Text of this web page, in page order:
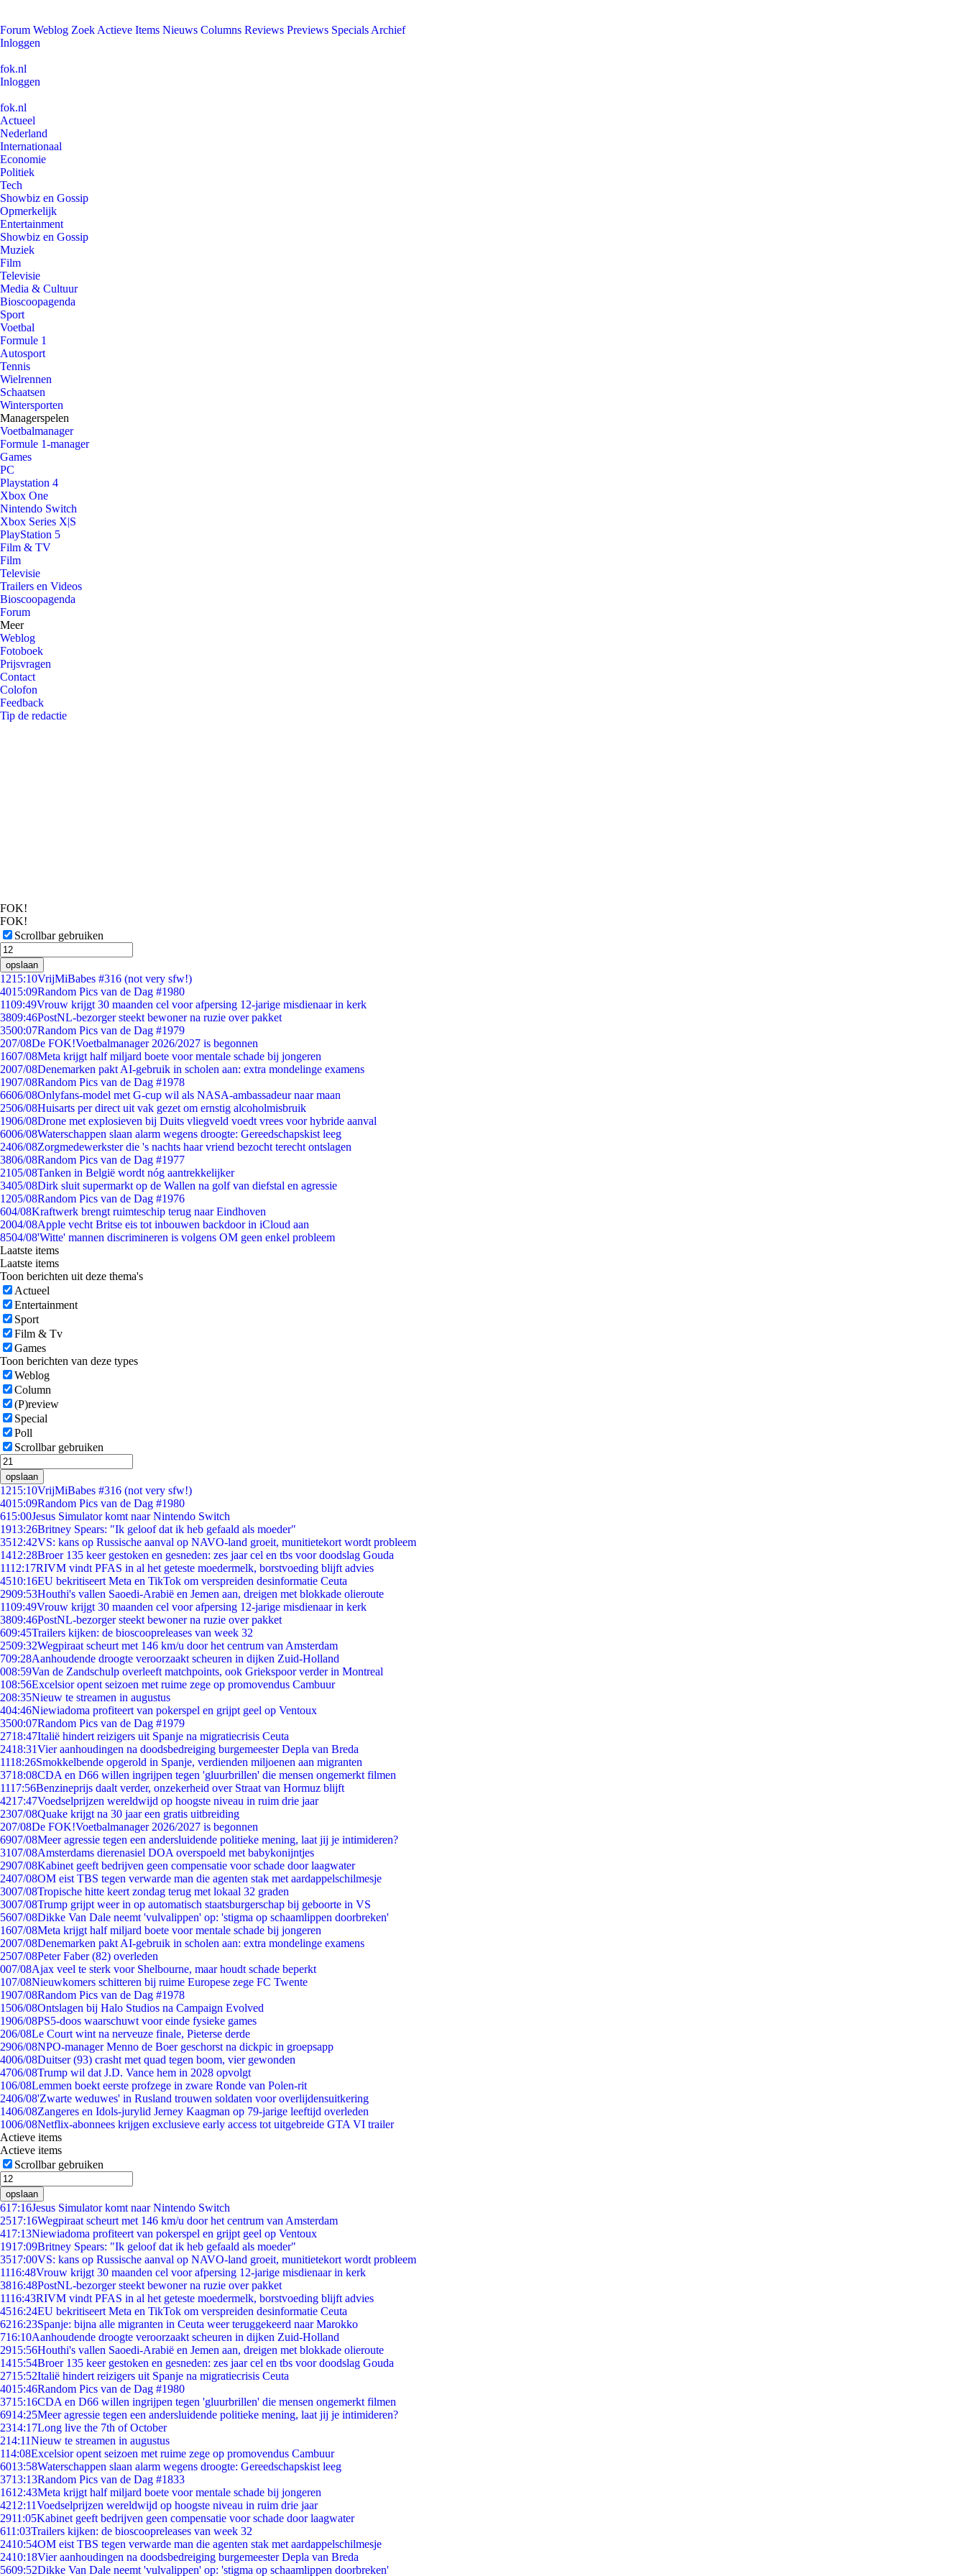
Forum Weblog Zoek Actieve Items Nieuws Columns Reviews Previews Specials Archief
Inloggen
fok.nl
Inloggen
fok.nl
Actueel
Nederland
Internationaal
Economie
Politiek
Tech
Showbiz en Gossip
Opmerkelijk
Entertainment
Showbiz en Gossip
Muziek
Film
Televisie
Media & Cultuur
Bioscoopagenda
Sport
Voetbal
Formule 1
Autosport
Tennis
Wielrennen
Schaatsen
Wintersporten
Managerspelen
Voetbalmanager
Formule 1-manager
Games
PC
Playstation 4
Xbox One
Nintendo Switch
Xbox Series X|S
PlayStation 5
Film & TV
Film
Televisie
Trailers en Videos
Bioscoopagenda
Forum
Meer
Weblog
Fotoboek
Prijsvragen
Contact
Colofon
Feedback
Tip de redactie
FOK!
FOK!
Scrollbar gebruiken
opslaan
1215:10VrijMiBabes #316 (not very sfw!)
4015:09Random Pics van de Dag #1980
1109:49Vrouw krijgt 30 maanden cel voor afpersing 12-jarige misdienaar in kerk
3809:46PostNL-bezorger steekt bewoner na ruzie over pakket
3500:07Random Pics van de Dag #1979
207/08De FOK!Voetbalmanager 2026/2027 is begonnen
1607/08Meta krijgt half miljard boete voor mentale schade bij jongeren
2007/08Denemarken pakt AI-gebruik in scholen aan: extra mondelinge examens
1907/08Random Pics van de Dag #1978
6606/08Onlyfans-model met G-cup wil als NASA-ambassadeur naar maan
2506/08Huisarts per direct uit vak gezet om ernstig alcoholmisbruik
1906/08Drone met explosieven bij Duits vliegveld voedt vrees voor hybride aanval
6006/08Waterschappen slaan alarm wegens droogte: Gereedschapskist leeg
2406/08Zorgmedewerkster die 's nachts haar vriend bezocht terecht ontslagen
3806/08Random Pics van de Dag #1977
2105/08Tanken in België wordt nóg aantrekkelijker
3405/08Dirk sluit supermarkt op de Wallen na golf van diefstal en agressie
1205/08Random Pics van de Dag #1976
604/08Kraftwerk brengt ruimteschip terug naar Eindhoven
2004/08Apple vecht Britse eis tot inbouwen backdoor in iCloud aan
8504/08'Witte' mannen discrimineren is volgens OM geen enkel probleem
Laatste items
Laatste items
Toon berichten uit deze thema's
Actueel
Entertainment
Sport
Film & Tv
Games
Toon berichten van deze types
Weblog
Column
(P)review
Special
Poll
Scrollbar gebruiken
opslaan
1215:10VrijMiBabes #316 (not very sfw!)
4015:09Random Pics van de Dag #1980
615:00Jesus Simulator komt naar Nintendo Switch
1913:26Britney Spears: "Ik geloof dat ik heb gefaald als moeder"
3512:42VS: kans op Russische aanval op NAVO-land groeit, munitietekort wordt probleem
1412:28Broer 135 keer gestoken en gesneden: zes jaar cel en tbs voor doodslag Gouda
1112:17RIVM vindt PFAS in al het geteste moedermelk, borstvoeding blijft advies
4510:16EU bekritiseert Meta en TikTok om verspreiden desinformatie Ceuta
2909:53Houthi's vallen Saoedi-Arabië en Jemen aan, dreigen met blokkade olieroute
1109:49Vrouw krijgt 30 maanden cel voor afpersing 12-jarige misdienaar in kerk
3809:46PostNL-bezorger steekt bewoner na ruzie over pakket
609:45Trailers kijken: de bioscoopreleases van week 32
2509:32Wegpiraat scheurt met 146 km/u door het centrum van Amsterdam
709:28Aanhoudende droogte veroorzaakt scheuren in dijken Zuid-Holland
008:59Van de Zandschulp overleeft matchpoints, ook Griekspoor verder in Montreal
108:56Excelsior opent seizoen met ruime zege op promovendus Cambuur
208:35Nieuw te streamen in augustus
404:46Niewiadoma profiteert van pokerspel en grijpt geel op Ventoux
3500:07Random Pics van de Dag #1979
2718:47Italië hindert reizigers uit Spanje na migratiecrisis Ceuta
2418:31Vier aanhoudingen na doodsbedreiging burgemeester Depla van Breda
1118:26Smokkelbende opgerold in Spanje, verdienden miljoenen aan migranten
3718:08CDA en D66 willen ingrijpen tegen 'gluurbrillen' die mensen ongemerkt filmen
1117:56Benzineprijs daalt verder, onzekerheid over Straat van Hormuz blijft
4217:47Voedselprijzen wereldwijd op hoogste niveau in ruim drie jaar
2307/08Quake krijgt na 30 jaar een gratis uitbreiding
207/08De FOK!Voetbalmanager 2026/2027 is begonnen
6907/08Meer agressie tegen een andersluidende politieke mening, laat jij je intimideren?
3107/08Amsterdams dierenasiel DOA overspoeld met babykonijntjes
2907/08Kabinet geeft bedrijven geen compensatie voor schade door laagwater
2407/08OM eist TBS tegen verwarde man die agenten stak met aardappelschilmesje
3007/08Tropische hitte keert zondag terug met lokaal 32 graden
3007/08Trump grijpt weer in op automatisch staatsburgerschap bij geboorte in VS
5607/08Dikke Van Dale neemt 'vulvalippen' op: 'stigma op schaamlippen doorbreken'
1607/08Meta krijgt half miljard boete voor mentale schade bij jongeren
2007/08Denemarken pakt AI-gebruik in scholen aan: extra mondelinge examens
2507/08Peter Faber (82) overleden
007/08Ajax veel te sterk voor Shelbourne, maar houdt schade beperkt
107/08Nieuwkomers schitteren bij ruime Europese zege FC Twente
1907/08Random Pics van de Dag #1978
1506/08Ontslagen bij Halo Studios na Campaign Evolved
1906/08PS5-doos waarschuwt voor einde fysieke games
206/08Le Court wint na nerveuze finale, Pieterse derde
2906/08NPO-manager Menno de Boer geschorst na dickpic in groepsapp
4006/08Duitser (93) crasht met quad tegen boom, vier gewonden
4706/08Trump wil dat J.D. Vance hem in 2028 opvolgt
106/08Lemmen boekt eerste profzege in zware Ronde van Polen-rit
2406/08'Zwarte weduwes' in Rusland trouwen soldaten voor overlijdensuitkering
1406/08Zangeres en Idols-jurylid Jerney Kaagman op 79-jarige leeftijd overleden
1006/08Netflix-abonnees krijgen exclusieve early access tot uitgebreide GTA VI trailer
Actieve items
Actieve items
Scrollbar gebruiken
opslaan
617:16Jesus Simulator komt naar Nintendo Switch
2517:16Wegpiraat scheurt met 146 km/u door het centrum van Amsterdam
417:13Niewiadoma profiteert van pokerspel en grijpt geel op Ventoux
1917:09Britney Spears: "Ik geloof dat ik heb gefaald als moeder"
3517:00VS: kans op Russische aanval op NAVO-land groeit, munitietekort wordt probleem
1116:48Vrouw krijgt 30 maanden cel voor afpersing 12-jarige misdienaar in kerk
3816:48PostNL-bezorger steekt bewoner na ruzie over pakket
1116:43RIVM vindt PFAS in al het geteste moedermelk, borstvoeding blijft advies
4516:24EU bekritiseert Meta en TikTok om verspreiden desinformatie Ceuta
6216:23Spanje: bijna alle migranten in Ceuta weer teruggekeerd naar Marokko
716:10Aanhoudende droogte veroorzaakt scheuren in dijken Zuid-Holland
2915:56Houthi's vallen Saoedi-Arabië en Jemen aan, dreigen met blokkade olieroute
1415:54Broer 135 keer gestoken en gesneden: zes jaar cel en tbs voor doodslag Gouda
2715:52Italië hindert reizigers uit Spanje na migratiecrisis Ceuta
4015:46Random Pics van de Dag #1980
3715:16CDA en D66 willen ingrijpen tegen 'gluurbrillen' die mensen ongemerkt filmen
6914:25Meer agressie tegen een andersluidende politieke mening, laat jij je intimideren?
2314:17Long live the 7th of October
214:11Nieuw te streamen in augustus
114:08Excelsior opent seizoen met ruime zege op promovendus Cambuur
6013:58Waterschappen slaan alarm wegens droogte: Gereedschapskist leeg
3713:13Random Pics van de Dag #1833
1612:43Meta krijgt half miljard boete voor mentale schade bij jongeren
4212:11Voedselprijzen wereldwijd op hoogste niveau in ruim drie jaar
2911:05Kabinet geeft bedrijven geen compensatie voor schade door laagwater
611:03Trailers kijken: de bioscoopreleases van week 32
2410:54OM eist TBS tegen verwarde man die agenten stak met aardappelschilmesje
2410:18Vier aanhoudingen na doodsbedreiging burgemeester Depla van Breda
5609:52Dikke Van Dale neemt 'vulvalippen' op: 'stigma op schaamlippen doorbreken'